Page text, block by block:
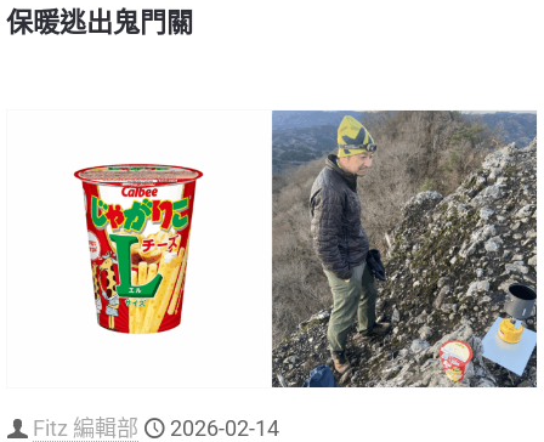
保暖逃出鬼門關
Fitz 編輯部 2026-02-14